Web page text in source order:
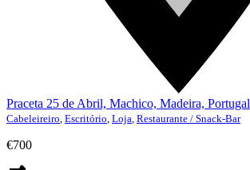
Praceta 25 de Abril, Machico, Madeira, Portugal
Cabeleireiro Escritório Loja Restaurante / Snack-Bar
€700